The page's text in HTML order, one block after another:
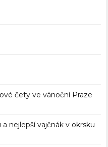
čety ve vánoční Praze
nejlepší vajčnák v okrsku